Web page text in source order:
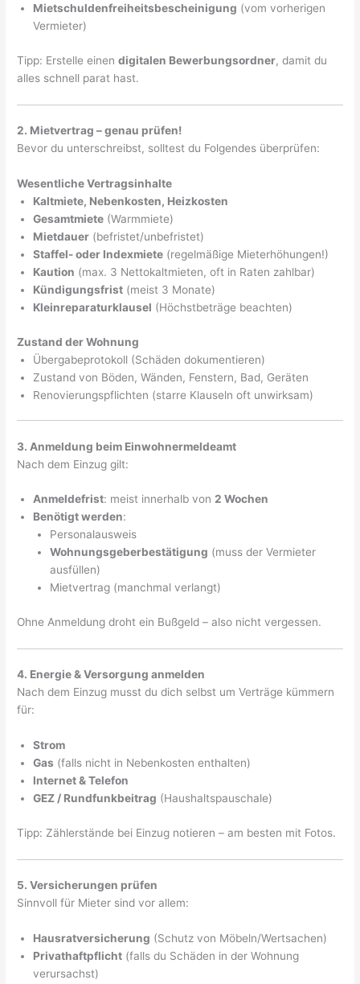
Mietschuldenfreiheitsbescheinigung (vom vorherigen
Vermieter)
Tipp: Erstelle einendigitalen Bewerbungsordner, damit du
alles schnell parat hast.
2. Mietvertrag – genau prüfen!
Bevor du unterschreibst, solltest du Folgendes überprüfen:
Wesentliche Vertragsinhalte
Kaltmiete, Nebenkosten, Heizkosten
Gesamtmiete (Warmmiete)
Mietdauer (befristet/unbefristet)
Staffel- oder Indexmiete (regelmäßige Mieterhöhungen!)
Kaution (max. 3 Nettokaltmieten, oft in Raten zahlbar)
Kündigungsfrist (meist 3 Monate)
Kleinreparaturklausel (Höchstbeträge beachten)
Zustand der Wohnung
Übergabeprotokoll (Schäden dokumentieren)
Zustand von Böden, Wänden, Fenstern, Bad, Geräten
Renovierungspflichten (starre Klauseln oft unwirksam)
3. Anmeldung beim Einwohnermeldeamt
Nach dem Einzug gilt:
Anmeldefrist: meist innerhalb von2 Wochen
Benötigt werden:
Personalausweis
Wohnungsgeberbestätigung (muss der Vermieter
ausfüllen)
Mietvertrag (manchmal verlangt)
Ohne Anmeldung droht ein Bußgeld – also nicht vergessen.
4. Energie & Versorgung anmelden
Nach dem Einzug musst du dich selbst um Verträge kümmern
für:
Strom
Gas (falls nicht in Nebenkosten enthalten)
Internet & Telefon
GEZ / Rundfunkbeitrag (Haushaltspauschale)
Tipp: Zählerstände bei Einzug notieren – am besten mit Fotos.
5. Versicherungen prüfen
Sinnvoll für Mieter sind vor allem:
Hausratversicherung (Schutz von Möbeln/Wertsachen)
Privathaftpflicht (falls du Schäden in der Wohnung
verursachst)